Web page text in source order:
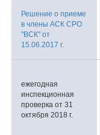
Решение о приеме
в члены АСК СРО
"ВСК" от
15.06.2017 г.
ежегодная
инспекционная
проверка от 31
октября 2018 г.